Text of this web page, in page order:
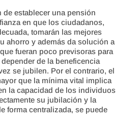
de establecer una pensión
en que los ciudadanos,
tomarán las mejores
ahorro y además da solución a
fueran poco previsoras para
de la beneficencia
se jubilen. Por el contrario, el
que la mínima vital implica
la capacidad de los individuos
su jubilación y la
forma centralizada, se puede